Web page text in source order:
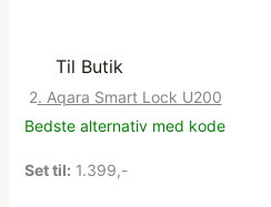
Til Butik
2. Aqara Smart Lock U200
Bedste alternativ med kode
Set til: 1.399,-